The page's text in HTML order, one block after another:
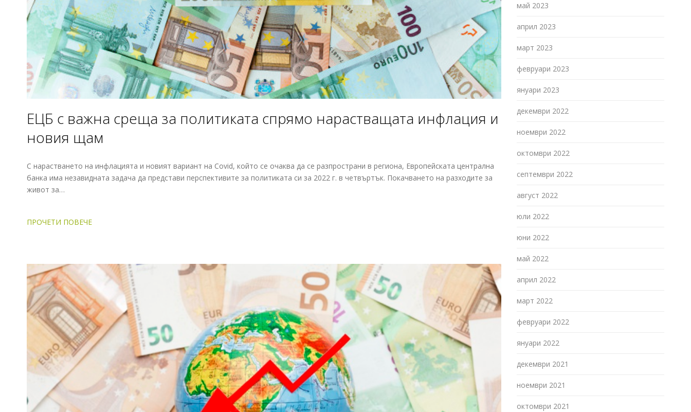
EЦБ с важна среща за политиката спрямо нарастващата инфлация и
новия щам
С нарастването на инфлацията и новият вариант на Covid, който се очаква да се разпространи в региона, Европейската централна
банка има незавидната задача да представи перспективите за политиката си за 2022 г. в четвъртък. Покачването на разходите за
живот за…
ПРОЧЕТИ ПОВЕЧЕ
май 2023
април 2023
март 2023
февруари 2023
януари 2023
декември 2022
ноември 2022
октомври 2022
септември 2022
август 2022
юли 2022
юни 2022
май 2022
април 2022
март 2022
февруари 2022
януари 2022
декември 2021
ноември 2021
октомври 2021